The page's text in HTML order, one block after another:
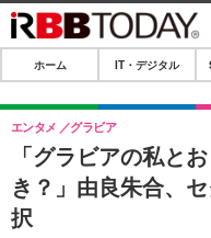
ホーム
IT・デジタル
IT・デジタルTOP
SPEED TEST
エンタメ
ホーム IT・デジタル
「グラビアの私と
き？」由良朱合、
択
エンタメ グラビア